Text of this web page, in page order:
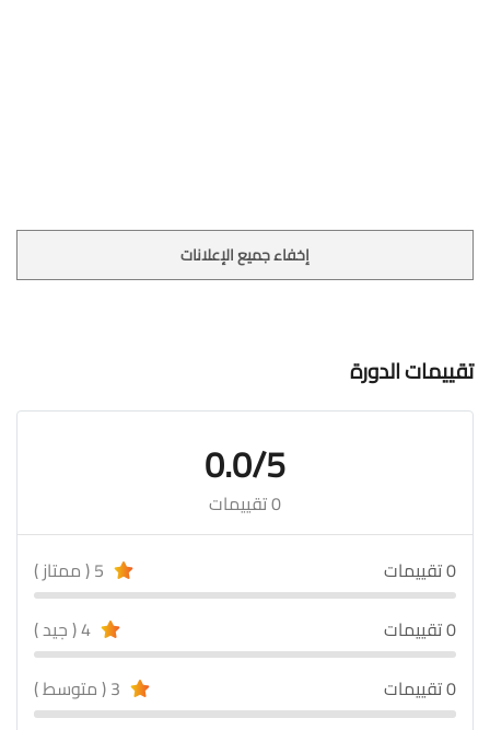
إخفاء جميع الإعلانات
تقييمات الدورة
0.0/5
0 تقييمات
0 تقييمات
0 تقييمات
0 تقييمات